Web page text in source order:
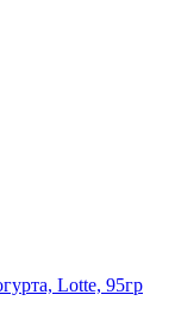
Lotte, 95гр